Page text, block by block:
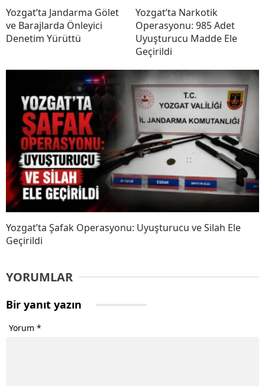
Yozgat’ta Jandarma Gölet
ve Barajlarda Önleyici
Denetim Yürüttü
Yozgat’ta Narkotik
Operasyonu: 985 Adet
Uyuşturucu Madde Ele
Geçirildi
Yozgat’ta Şafak Operasyonu: Uyuşturucu ve Silah Ele
Geçirildi
YORUMLAR
Bir yanıt yazın
Yorum *